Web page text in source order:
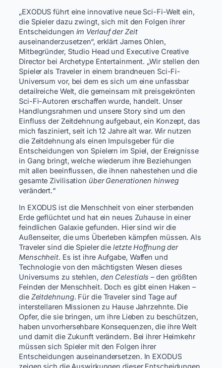
„EXODUS führt eine innovative neue Sci-Fi-Welt ein,
die Spieler dazu zwingt, sich mit den Folgen ihrer
Entscheidungen im Verlauf der Zeit
auseinanderzusetzen“, erklärt James Ohlen,
Mitbegründer, Studio Head und Executive Creative
Director bei Archetype Entertainment. „Wir stellen den
Spieler als Traveler in einem brandneuen Sci-Fi-
Universum vor, bei dem es sich um eine unfassbar
detailreiche Welt, die gemeinsam mit preisgekrönten
Sci-Fi-Autoren erschaffen wurde, handelt. Unser
Handlungsrahmen und unsere Story sind um den
Einfluss der Zeitdehnung aufgebaut, ein Konzept, das
mich fasziniert, seit ich 12 Jahre alt war. Wir nutzen
die Zeitdehnung als einen Impulsgeber für die
Entscheidungen von Spielern im Spiel, der Ereignisse
in Gang bringt, welche wiederum ihre Beziehungen
mit allen beeinflussen, die ihnen nahestehen und die
gesamte Zivilisation über Generationen hinweg
verändert.“
In EXODUS ist die Menschheit von einer sterbenden
Erde geflüchtet und hat ein neues Zuhause in einer
feindlichen Galaxie gefunden. Hier sind wir die
Außenseiter, die ums Überleben kämpfen müssen. Als
Traveler sind die Spieler die letzte Hoffnung der
Menschheit. Es ist ihre Aufgabe, Waffen und
Technologie von den mächtigsten Wesen dieses
Universums zu stehlen, den Celestials – den größten
Feinden der Menschheit. Doch es gibt einen Haken –
die Zeitdehnung. Für die Traveler sind Tage auf
interstellaren Missionen zu Hause Jahrzehnte. Die
Opfer, die sie bringen, um ihre Lieben zu beschützen,
haben unvorhersehbare Konsequenzen, die ihre Welt
und damit die Zukunft verändern. Bei ihrer Heimkehr
müssen sich Spieler mit den Folgen ihrer
Entscheidungen auseinandersetzen. In EXODUS